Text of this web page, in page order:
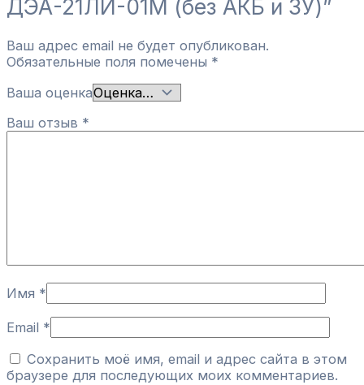
ДЭА-21ЛИ-01М (без АКБ и ЗУ)”
Ваш адрес email не будет опубликован.
Обязательные поля помечены *
Ваша оценка
Ваш отзыв *
Имя *
Email *
Сохранить моё имя, email и адрес сайта в этом
браузере для последующих моих комментариев.